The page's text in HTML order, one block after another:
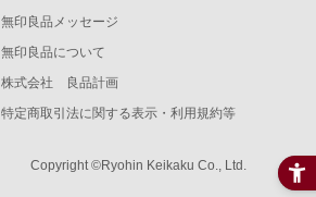
無印良品メッセージ
無印良品について
株式会社 良品計画
特定商取引法に関する表示・利用規約等
Copyright ©Ryohin Keikaku Co., Ltd.